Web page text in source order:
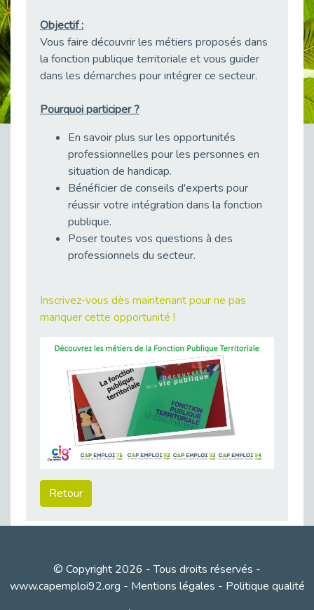
Publié le 04/05/2026
L'alternance : un tremplin vers l'emploi aussi pour les personnes en situation de handicap
Publié le 01/05/2026
Témoignage : Le parcours de Marc, 44 ans
L’Aménagement Raisonnable : Un Levier pour l’Équité
Publié le 29/04/2026
Publié le 29/04/2026
Publié le 27/04/2026
Mobilisation pour l’alternance et le handicap
Handicap moteur et emploi : réussir ses recrutements vidéo
Publié le 22/04/2026
Publié le 20/04/2026
Publié le 20/04/2026
Publié le 20/04/2026
Publié le 13/04/2026
Recrutement et Handicap : Et si vous testiez avant de vous engager ?
Publié le 11/04/2026
Objectif :
Vous faire découvrir les métiers proposés dans
la fonction publique territoriale et vous guider
dans les démarches pour intégrer ce secteur.
Pourquoi participer ?
En savoir plus sur les opportunités
professionnelles pour les personnes en
situation de handicap.
Bénéficier de conseils d'experts pour
réussir votre intégration dans la fonction
publique.
Poser toutes vos questions à des
professionnels du secteur.
Inscrivez-vous dès maintenant pour ne pas
manquer cette opportunité !
Retour
© Copyright 2026 - Tous droits réservés -
www.capemploi92.org - Mentions légales - Politique qualité